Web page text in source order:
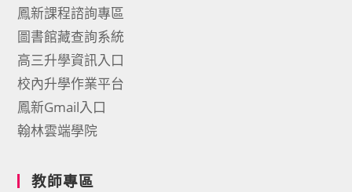
鳳新課程諮詢專區
圖書館藏查詢系統
高三升學資訊入口
校內升學作業平台
鳳新Gmail入口
翰林雲端學院
教師專區